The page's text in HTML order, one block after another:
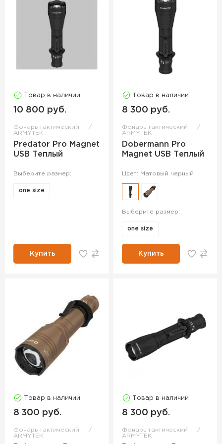
Товар в наличии
10 800 руб.
Фонарь тактический
ARMYTEK
Predator Pro Magnet
USB Теплый
Выберите размер:
one size
Купить
Товар в наличии
8 300 руб.
Фонарь тактический
ARMYTEK
Dobermann Pro
Magnet USB Теплый
Цвет: Матовый черный
Выберите размер:
one size
Купить
Товар в наличии
8 300 руб.
Фонарь тактический
ARMYTEK
Товар в наличии
8 300 руб.
Фонарь тактический
ARMYTEK